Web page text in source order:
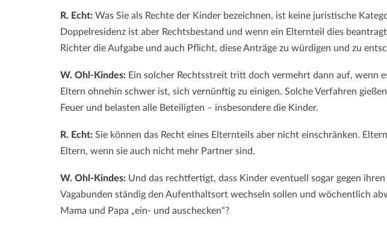
R. Echt: Was Sie als Rechte der Kinder bezeichnen, ist keine juristische
Doppelresidenz ist aber Rechtsbestand und wenn ein Elternteil dies
Richter die Aufgabe und auch Pflicht, diese Anträge zu würdigen und zu
W. Ohl-Kindes: Ein solcher Rechtsstreit tritt doch vermehrt dann auf, wenn
Eltern ohnehin schwer ist, sich vernünftig zu einigen. Solche Verfahren
Feuer und belasten alle Beteiligten – insbesondere die Kinder.
R. Echt: Sie können das Recht eines Elternteils aber nicht einschränken.
Eltern, wenn sie auch nicht mehr Partner sind.
W. Ohl-Kindes: Und das rechtfertigt, dass Kinder eventuell sogar gegen
Vagabunden ständig den Aufenthaltsort wechseln sollen und wöchentlich
Mama und Papa „ein- und auschecken“?